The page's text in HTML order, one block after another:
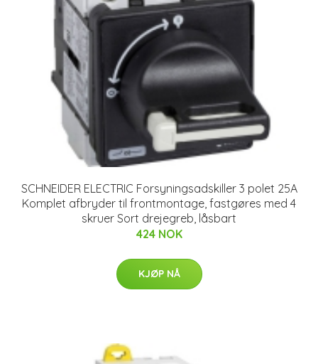
SCHNEIDER ELECTRIC Forsyningsadskiller 3 polet 25A
Komplet afbryder til frontmontage, fastgøres med 4
skruer Sort drejegreb, låsbart
424 NOK
KJØP NÅ